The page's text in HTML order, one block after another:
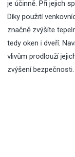
je účinně. Při jejich
Díky použití
značně zvýšíte
tedy oken i dveří.
vlivům prodlouží
zvýšení bezpečnosti.